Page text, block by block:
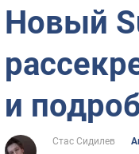
Новый
и
Стас Сидилев